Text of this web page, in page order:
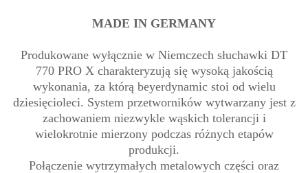
MADE IN GERMANY
Produkowane wyłącznie w Niemczech słuchawki DT
770 PRO X charakteryzują się wysoką jakością
wykonania, za którą beyerdynamic stoi od wielu
dziesięcioleci. System przetworników wytwarzany jest z
zachowaniem niezwykle wąskich tolerancji i
wielokrotnie mierzony podczas różnych etapów
produkcji.
Połączenie wytrzymałych metalowych części oraz